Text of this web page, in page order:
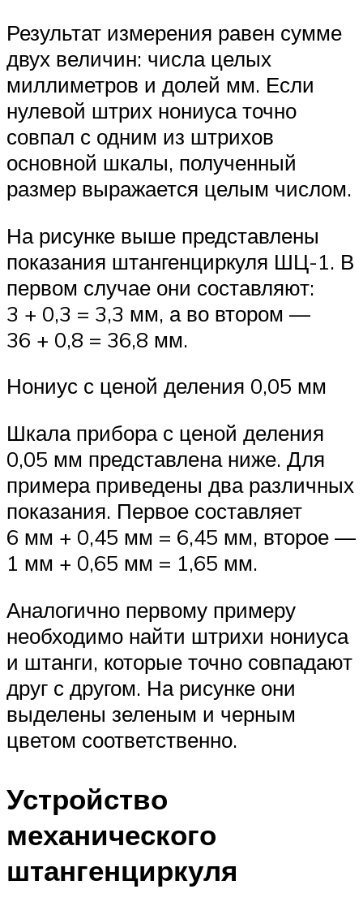
Результат измерения равен сумме
двух величин: числа целых
миллиметров и долей мм. Если
нулевой штрих нониуса точно
совпал с одним из штрихов
основной шкалы, полученный
размер выражается целым числом.
На рисунке выше представлены
показания штангенциркуля ШЦ-1. В
первом случае они составляют:
3 + 0,3 = 3,3 мм, а во втором —
36 + 0,8 = 36,8 мм.
Нониус с ценой деления 0,05 мм
Шкала прибора с ценой деления
0,05 мм представлена ниже. Для
примера приведены два различных
показания. Первое составляет
6 мм + 0,45 мм = 6,45 мм, второе —
1 мм + 0,65 мм = 1,65 мм.
Аналогично первому примеру
необходимо найти штрихи нониуса
и штанги, которые точно совпадают
друг с другом. На рисунке они
выделены зеленым и черным
цветом соответственно.
Устройство
механического
штангенциркуля